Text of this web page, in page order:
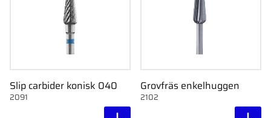
Slip carbider konisk 040
2091
Grovfräs enkelhuggen
2102